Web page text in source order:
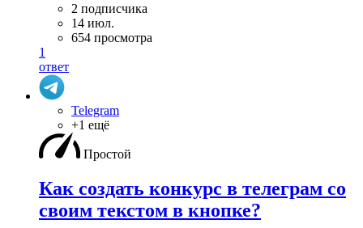
2 подписчика
14 июл.
654 просмотра
1
ответ
Telegram
+1 ещё
Простой
Как создать конкурс в телеграм со
своим текстом в кнопке?